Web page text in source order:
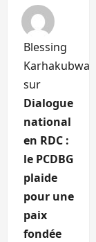
Blessing
Karhakubwa
sur
Dialogue
national
en RDC :
le PCDBG
plaide
pour une
paix
fondée